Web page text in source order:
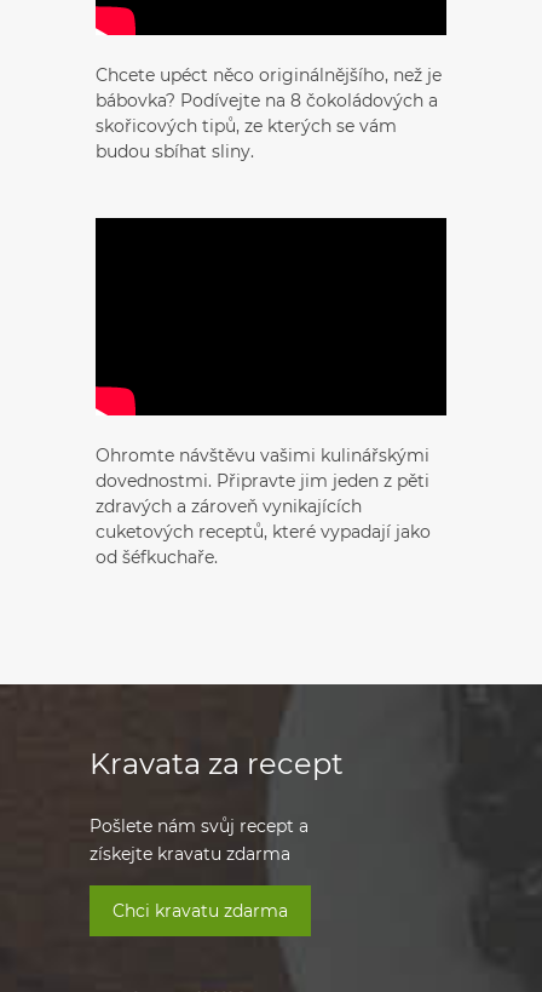
Chcete upéct něco originálnějšího, než je
bábovka? Podívejte na 8 čokoládových a
skořicových tipů, ze kterých se vám
budou sbíhat sliny.
Ohromte návštěvu vašimi kulinářskými
dovednostmi. Připravte jim jeden z pěti
zdravých a zároveň vynikajících
cuketových receptů, které vypadají jako
od šéfkuchaře.
Kravata za recept
Pošlete nám svůj recept a
získejte kravatu zdarma
Chci kravatu zdarma